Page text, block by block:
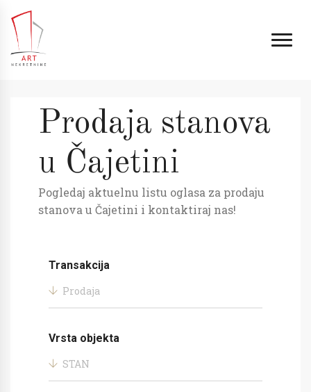
Prodaja stanova
u Čajetini
Pogledaj aktuelnu listu oglasa za prodaju
stanova u Čajetini i kontaktiraj nas!
Transakcija
Prodaja
Vrsta objekta
STAN